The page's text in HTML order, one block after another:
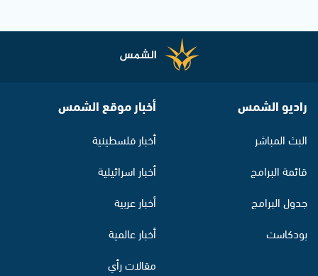
راديو الشمس
البث المباشر
قائمة البرامج
جدول البرامج
بودكاست
أخبار موقع الشمس
أخبار فلسطينية
أخبار اسرائيلية
أخبار عربية
أخبار عالمية
مقالات رأي